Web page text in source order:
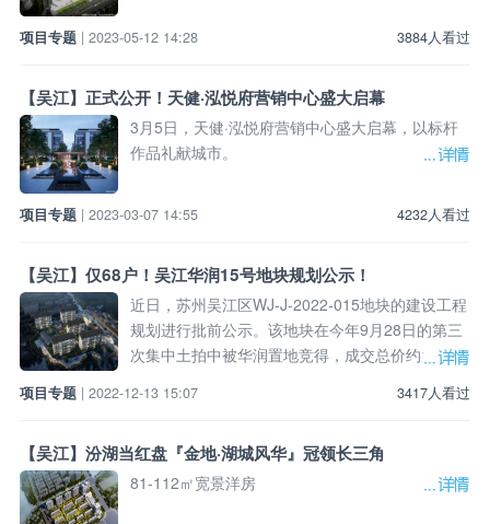
3884人看过
项目专题 | 2023-05-12 14:28
【吴江】正式公开！天健·泓悦府营销中心盛大启幕
3月5日，天健·泓悦府营销中心盛大启幕，以标杆
作品礼献城市。
4232人看过
项目专题 | 2023-03-07 14:55
【吴江】仅68户！吴江华润15号地块规划公示！
近日，苏州吴江区WJ-J-2022-015地块的建设工程
规划进行批前公示。该地块在今年9月28日的第三
次集中土拍中被华润置地竞得，成交总价约17527
3417人看过
项目专题 | 2022-12-13 15:07
【吴江】汾湖当红盘『金地·湖城风华』冠领长三角
81-112㎡宽景洋房